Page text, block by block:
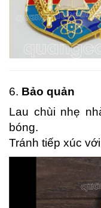
6. Bảo quản
Lau chùi nhẹ
bóng.
Tránh tiếp xúc